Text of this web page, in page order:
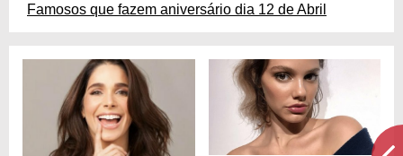
Famosos que fazem aniversário dia 12 de Abril